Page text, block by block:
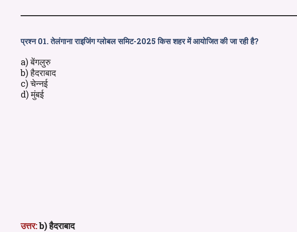
प्रश्न 01. तेलंगाना राइजिंग ग्लोबल समिट-2025 किस शहर में आयोजित की जा रही है?
a) बेंगलुरु
b) हैदराबाद
c) चेन्नई
d) मुंबई
उत्तर:b) हैदराबाद